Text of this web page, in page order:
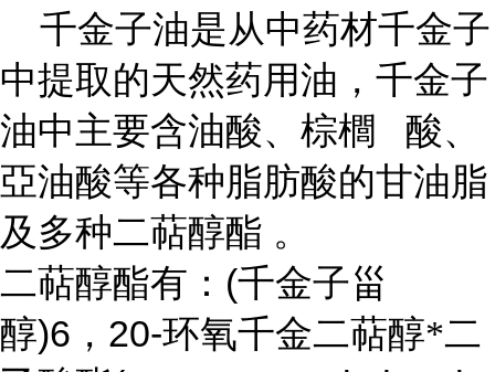
千金子油是从中药材千金子
中提取的天然药用油，千金子
油中主要含油酸、棕櫚
酸、
亞油酸等各种脂肪酸的甘油脂
及多种二萜醇酯 。
二萜醇酯有： (千金子甾
醇)6 ， 20-环氧千金二萜醇*二